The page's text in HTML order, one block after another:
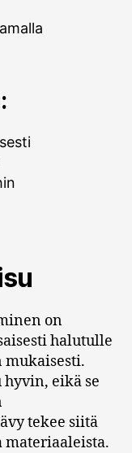
on
halutulle
mukaisesti.
eikä se
tekee siitä
materiaaleista.